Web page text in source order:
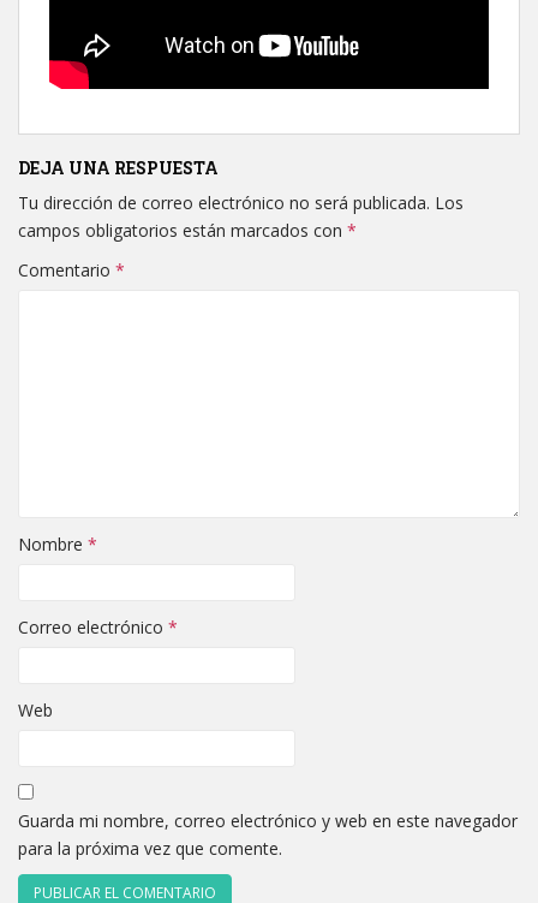
DEJA UNA RESPUESTA
Tu dirección de correo electrónico no será publicada. Los
campos obligatorios están marcados con *
Comentario *
Nombre *
Correo electrónico *
Web
Guarda mi nombre, correo electrónico y web en este navegador
para la próxima vez que comente.